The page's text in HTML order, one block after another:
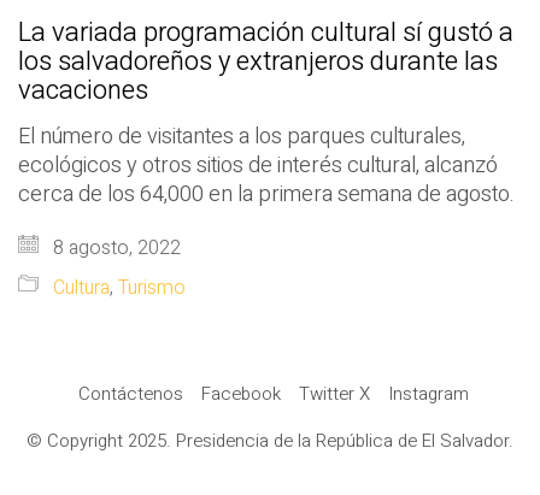
La variada programación cultural sí gustó a
los salvadoreños y extranjeros durante las
vacaciones
El número de visitantes a los parques culturales,
ecológicos y otros sitios de interés cultural, alcanzó
cerca de los 64,000 en la primera semana de agosto.
8 agosto, 2022
Cultura, Turismo
Contáctenos Facebook Twitter X
Instagram
© Copyright 2025. Presidencia de la República de El Salvador.